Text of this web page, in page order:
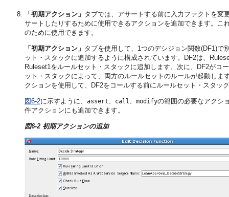
「初期アクション」 タブでは、アサートする前に入力ファクトを変
サートしたりするために使用できるアクションを追加できます。
のために使用できます。
「初期アクション」 タブを使用して、1つのデシジョン関数(DF1)で
ット・スタックに追加するように構成されています。DF2は、
Ruleset1をルールセット・スタックに追加します。次に、DF2が
ット・スタックによって、両方のルールセットのルールが起動し
クションを使用して、DF2をコールする前にルールセット・スタ
図6-2に示すように、 assert call modifyの範囲の必要なアクシ
件アクションにも追加できます。
図6-2 初期アクションの追加